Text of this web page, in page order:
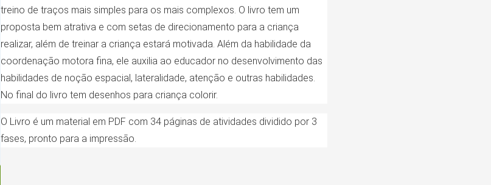
treino de traços mais simples para os mais complexos. O livro tem um
proposta bem atrativa e com setas de direcionamento para a criança
realizar, além de treinar a criança estará motivada. Além da habilidade da
coordenação motora fina, ele auxilia ao educador no desenvolvimento das
habilidades de noção espacial, lateralidade, atenção e outras habilidades.
No final do livro tem desenhos para criança colorir.
O Livro é um material em PDF com 34 páginas de atividades dividido por 3
fases, pronto para a impressão.